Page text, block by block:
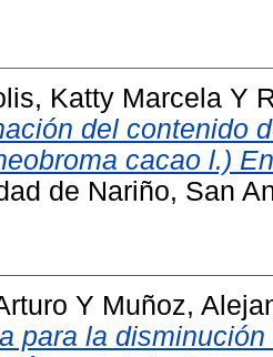
Katty Marcela Y
del contenido
cacao l.)
de Nariño, San
Y Muñoz,
para la